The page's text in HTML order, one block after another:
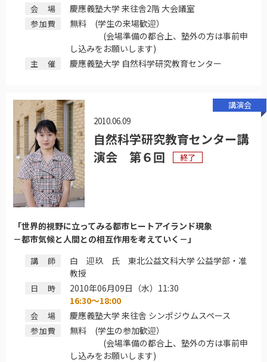
会場 慶應義塾大学 来往舎2階 大会議室
参加費
無料 (学生の来場歓迎）
(会場準備の都合上、塾外の方は事前申
し込みをお願いします)
主催 慶應義塾大学 自然科学研究教育センター
講演会
2010.06.09
自然科学研究教育センター講
演会 第６回
終了
「世界的視野に立ってみる都市ヒートアイランド現象
－都市気候と人間との相互作用を考えていく－」
講師
白 迎玖 氏 東北公益文科大学 公益学部・准
教授
日時
2010年06月09日（水）11:30
16:30～18:00
会場 慶應義塾大学 来往舎 シンポジウムスペース
参加費
無料 (学生の参加歓迎）
(会場準備の都合上、塾外の方は事前申
し込みをお願いします)